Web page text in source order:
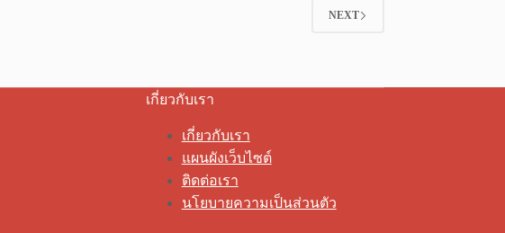
NEXT
เกี่ยวกับเรา
เกี่ยวกับเรา
แผนผังเว็บไซต์
ติดต่อเรา
นโยบายความเป็นส่วนตัว